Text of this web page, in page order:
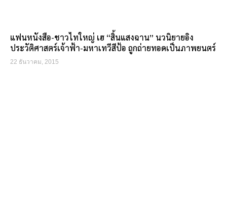
แฟนหนังสือ-ชาวไทใหญ่ เฮ “สิ้นแสงฉาน” นวนิยายอิง
ประวัติศาสตร์เจ้าฟ้า-มหาเทวีสีป้อ ถูกถ่ายทอดเป็นภาพยนตร์
22 ธันวาคม, 2015